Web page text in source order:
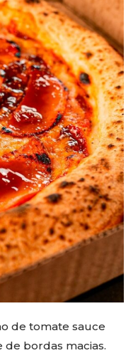
de tomate sauce
de bordas macias.